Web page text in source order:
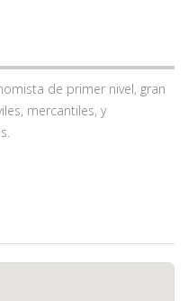
de primer nivel, gran
mercantiles, y